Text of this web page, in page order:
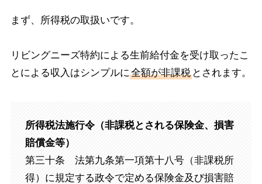
まず、所得税の取扱いです。
リビングニーズ特約による生前給付金を受け取ったこ
とによる収入はシンプルに全額が非課税とされます。
所得税法施行令（非課税とされる保険金、損害
賠償金等）
第三十条 法第九条第一項第十八号（非課税所
得）に規定する政令で定める保険金及び損害賠